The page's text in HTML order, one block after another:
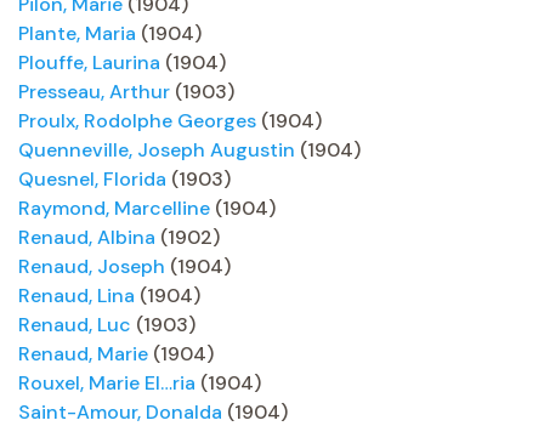
Plante, Maria (1904)
Plouffe, Laurina (1904)
Presseau, Arthur (1903)
Proulx, Rodolphe Georges (1904)
Quenneville, Joseph Augustin (1904)
Quesnel, Florida (1903)
Raymond, Marcelline (1904)
Renaud, Albina (1902)
Renaud, Joseph (1904)
Renaud, Lina (1904)
Renaud, Luc (1903)
Renaud, Marie (1904)
Rouxel, Marie El…ria (1904)
Saint-Amour, Donalda (1904)